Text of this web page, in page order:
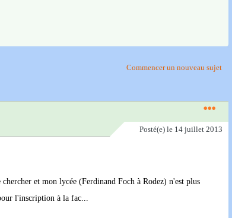
Commencer un nouveau sujet
Posté(e) le 14 juillet 2013
et mon lycée (Ferdinand Foch à Rodez) n'est plus
l'inscription à la fac...